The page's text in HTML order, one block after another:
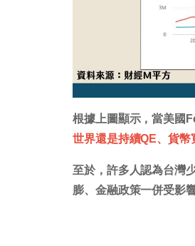
根據上圖顯示，當美國
世界還是持續QE、貨
至於，許多人認為台灣
膨、金融政策一併受影響